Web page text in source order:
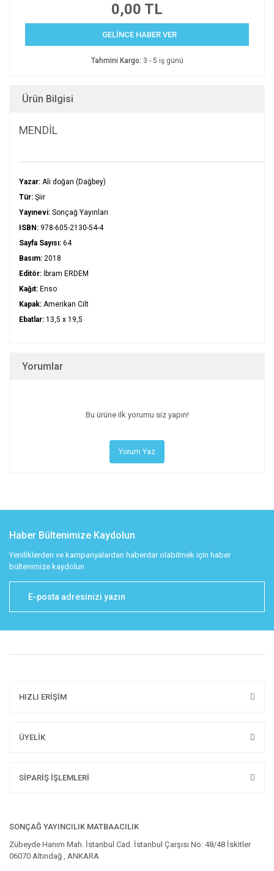
0,00 TL
GELİNCE HABER VER
Tahmini Kargo: 3 - 5 iş günü
Ürün Bilgisi
MENDİL
Yazar: Ali doğan (Dağbey)
Tür: Şiir
Yayınevi: Sonçağ Yayınları
ISBN: 978-605-2130-54-4
Sayfa Sayısı: 64
Basım: 2018
Editör: İbram ERDEM
Kağıt: Enso
Kapak: Amerikan Cilt
Ebatlar: 13,5 x 19,5
Yorumlar
Bu ürüne ilk yorumu siz yapın!
Yorum Yaz
Haber Bültenimize Kaydolun
Yeniliklerden ve kampanyalardan haberdar olabilmek için haber
bültenimize kaydolun
HIZLI ERİŞİM
ÜYELİK
SİPARİŞ İŞLEMLERİ
SONÇAĞ YAYINCILIK MATBAACILIK
Zübeyde Hanım Mah. İstanbul Cad. İstanbul Çarşısı No: 48/48 İskitler
06070 Altındağ , ANKARA